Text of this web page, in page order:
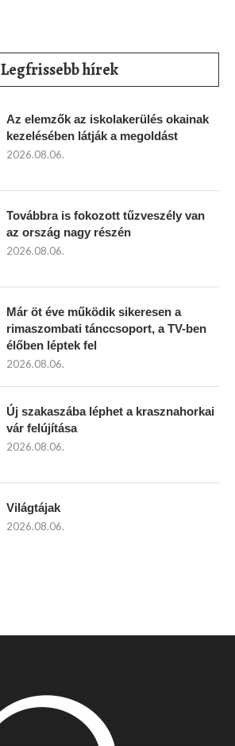
Legfrissebb hírek
Az elemzők az iskolakerülés okainak
kezelésében látják a megoldást
2026.08.06.
Továbbra is fokozott tűzveszély van
az ország nagy részén
2026.08.06.
Már öt éve működik sikeresen a
rimaszombati tánccsoport, a TV-ben
élőben léptek fel
2026.08.06.
Új szakaszába léphet a krasznahorkai
vár felújítása
2026.08.06.
Világtájak
2026.08.06.